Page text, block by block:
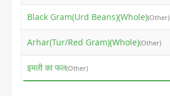
Black Gram(Urd Beans)(Whole)(Other)
Arhar(Tur/Red Gram)(Whole)(Other)
इमली का फल(Other)